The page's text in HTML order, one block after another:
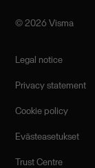
©️ 2026 Visma
Legal notice
Privacy statement
Cookie policy
Evästeasetukset
Trust Centre